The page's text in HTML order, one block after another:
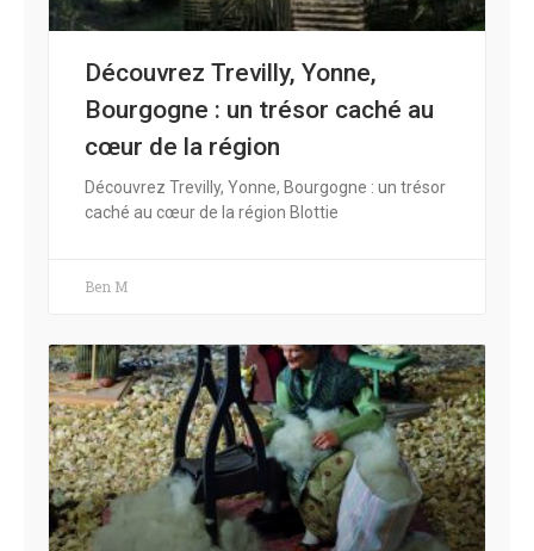
Découvrez Trevilly, Yonne,
Bourgogne : un trésor caché au
cœur de la région
Découvrez Trevilly, Yonne, Bourgogne : un trésor
caché au cœur de la région Blottie
Ben M